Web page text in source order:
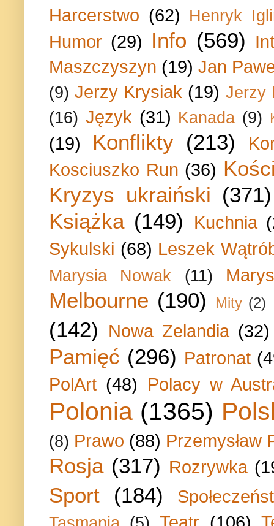
Harcerstwo (62) Henryk
Humor (29) Info (569)
Maszczyszyn (19) Jan
(9) Jerzy Krysiak (19) Jerzy
(16) Język (31) Kanada (9)
(19) Konflikty (213)
Kosciuszko Run (36)
Kryzys ukraiński (371)
Książka (149) Kuchnia
Sykulski (68) Leszek
Marysia Nowak (11)
Melbourne (190) Mity (2)
(142) Nowa Zelandia (32)
Pamięć (296) Patronat
PolArt (48) Polacy w
Polonia (1365)
(8) Prawo (88) Przemysław
Rosja (317) Rozrywka
Sport (184)
Teatr (106)